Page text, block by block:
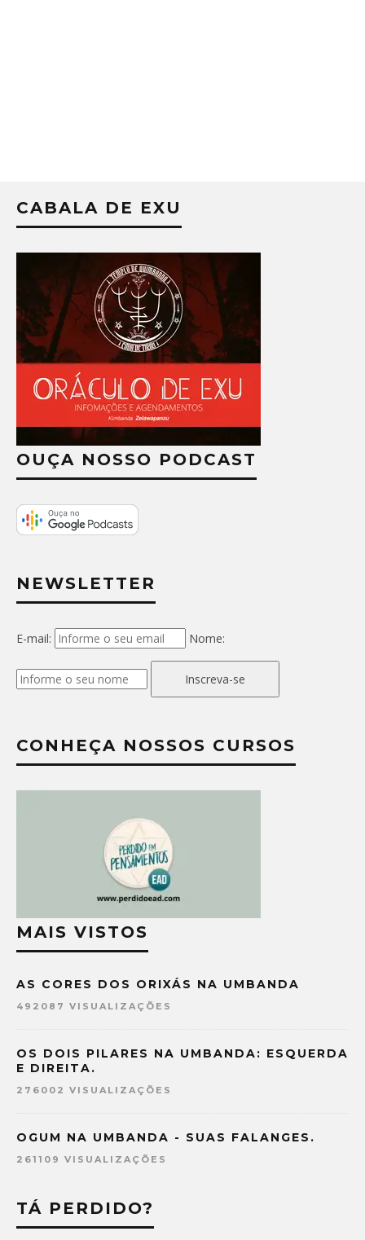
CABALA DE EXU
OUÇA NOSSO PODCAST
NEWSLETTER
E-mail: Nome:
Inscreva-se
CONHEÇA NOSSOS CURSOS
MAIS VISTOS
AS CORES DOS ORIXÁS NA UMBANDA
492087 VISUALIZAÇÕES
OS DOIS PILARES NA UMBANDA: ESQUERDA
E DIREITA.
276002 VISUALIZAÇÕES
OGUM NA UMBANDA - SUAS FALANGES.
261109 VISUALIZAÇÕES
TÁ PERDIDO?